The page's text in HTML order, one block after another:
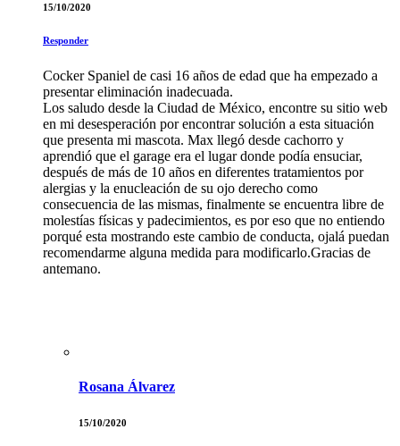
15/10/2020
Responder
Cocker Spaniel de casi 16 años de edad que ha empezado a
presentar eliminación inadecuada.
Los saludo desde la Ciudad de México, encontre su sitio web
en mi desesperación por encontrar solución a esta situación
que presenta mi mascota. Max llegó desde cachorro y
aprendió que el garage era el lugar donde podía ensuciar,
después de más de 10 años en diferentes tratamientos por
alergias y la enucleación de su ojo derecho como
consecuencia de las mismas, finalmente se encuentra libre de
molestías físicas y padecimientos, es por eso que no entiendo
porqué esta mostrando este cambio de conducta, ojalá puedan
recomendarme alguna medida para modificarlo.Gracias de
antemano.
Rosana Álvarez
15/10/2020